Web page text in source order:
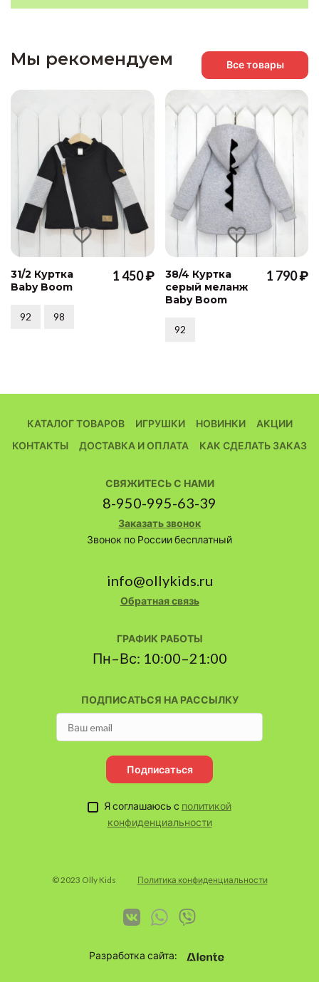
Мы рекомендуем Все товары
31/2 Куртка
Baby Boom
1 450 ₽
92 98
38/4 Куртка
серый меланж
Baby Boom
1 790 ₽
92
КАТАЛОГ ТОВАРОВ ИГРУШКИ НОВИНКИ
АКЦИИ
КОНТАКТЫ
ДОСТАВКА И ОПЛАТА КАК СДЕЛАТЬ ЗАКАЗ
ПОДПИСАТЬСЯ НА РАССЫЛКУ
Подписаться
Я соглашаюсь с политикой
конфиденциальности
СВЯЖИТЕСЬ С НАМИ
8-950-995-63-39
Заказать звонок
Звонок по России бесплатный
info@ollykids.ru
Обратная связь
ГРАФИК РАБОТЫ
Пн–Вс: 10:00–21:00
© 2023 Olly Kids Политика конфиденциальности
Разработка сайта: